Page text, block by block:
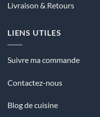
Livraison & Retours
LIENS UTILES
Suivre ma commande
Contactez-nous
Blog de cuisine